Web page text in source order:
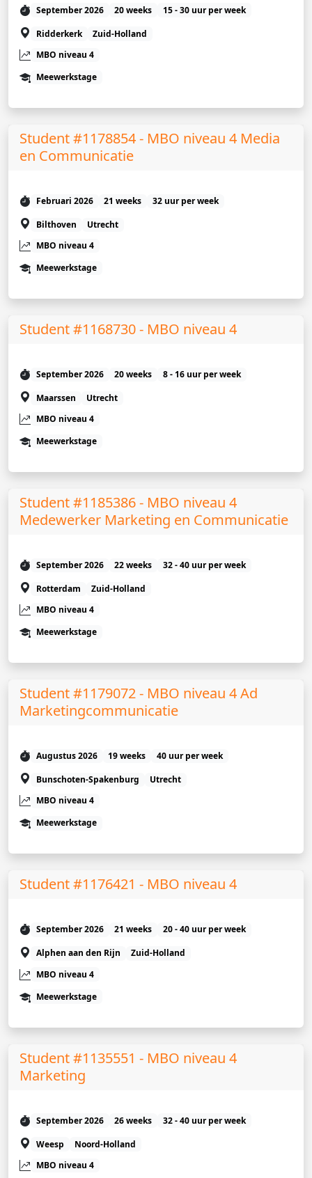
September 2026 20 weeks
15 - 30 uur per week
Ridderkerk
Zuid-Holland
MBO niveau 4
Meewerkstage
Student #1178854 - MBO niveau 4 Media
en Communicatie
Februari 2026 21 weeks
32 uur per week
Bilthoven
Utrecht
MBO niveau 4
Meewerkstage
Student #1168730 - MBO niveau 4
September 2026 20 weeks
8 - 16 uur per week
Maarssen
Utrecht
MBO niveau 4
Meewerkstage
Student #1185386 - MBO niveau 4
Medewerker Marketing en Communicatie
September 2026 22 weeks
32 - 40 uur per week
Rotterdam
Zuid-Holland
MBO niveau 4
Meewerkstage
Student #1179072 - MBO niveau 4 Ad
Marketingcommunicatie
Augustus 2026 19 weeks
40 uur per week
Bunschoten-Spakenburg
Utrecht
MBO niveau 4
Meewerkstage
Student #1176421 - MBO niveau 4
September 2026 21 weeks
20 - 40 uur per week
Alphen aan den Rijn
Zuid-Holland
MBO niveau 4
Meewerkstage
Student #1135551 - MBO niveau 4
Marketing
September 2026 26 weeks
32 - 40 uur per week
Weesp
Noord-Holland
MBO niveau 4